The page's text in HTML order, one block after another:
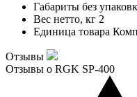
Габариты без
Вес нетто, кг 2
Единица товара
Отзывы
Отзывы о RGK SP-400